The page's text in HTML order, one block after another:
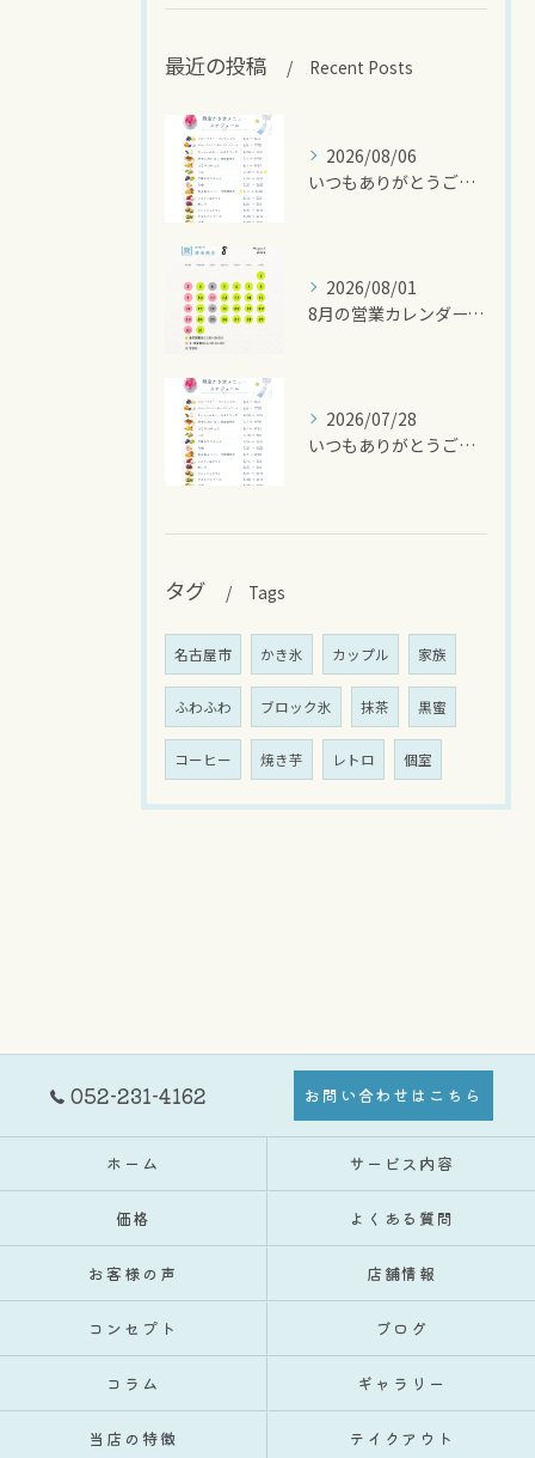
最近の投稿 Recent Posts
2026/08/06
いつもありがとうございます🍧
2026/08/01
8月の営業カレンダーです🌻
2026/07/28
いつもありがとうございます
タグ Tags
名古屋市 かき氷 カップル 家族
ふわふわ ブロック氷 抹茶 黒蜜
コーヒー 焼き芋 レトロ 個室
052-231-4162 お問い合わせはこちら
ホーム サービス内容
価格 よくある質問
お客様の声 店舗情報
コンセプト ブログ
コラム ギャラリー
当店の特徴 テイクアウト